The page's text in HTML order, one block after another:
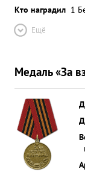
Кто наградил 1
Ещё
Медаль «За